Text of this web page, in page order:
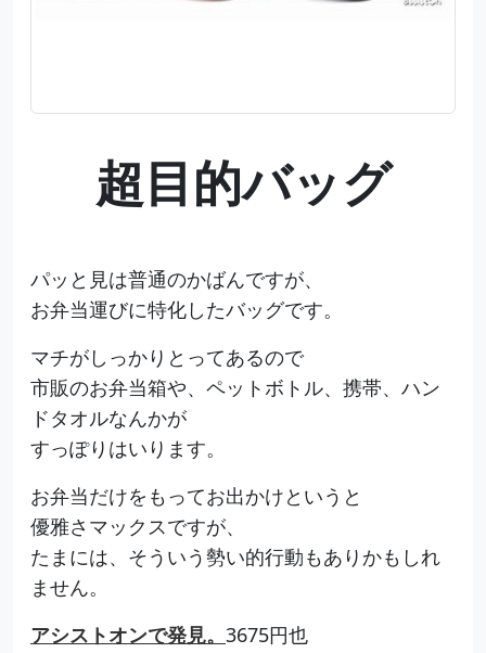
超目的バッグ
パッと見は普通のかばんですが、
お弁当運びに特化したバッグです。
マチがしっかりとってあるので
市販のお弁当箱や、ペットボトル、携帯、ハン
ドタオルなんかが
すっぽりはいります。
お弁当だけをもってお出かけというと
優雅さマックスですが、
たまには、そういう勢い的行動もありかもしれ
ません。
アシストオンで発見。 3675円也